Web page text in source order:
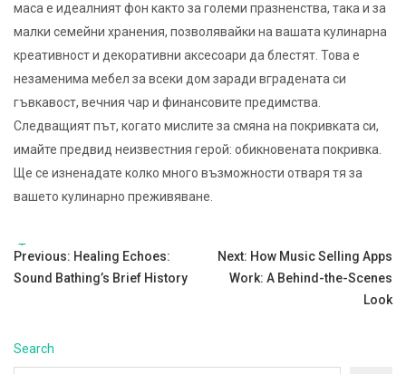
маса е идеалният фон както за големи празненства, така и за
малки семейни хранения, позволявайки на вашата кулинарна
креативност и декоративни аксесоари да блестят. Това е
незаменима мебел за всеки дом заради вградената си
гъвкавост, вечния чар и финансовите предимства.
Следващият път, когато мислите за смяна на покривката си,
имайте предвид неизвестния герой: обикновената покривка.
Ще се изненадате колко много възможности отваря тя за
вашето кулинарно преживяване.
Tags:
Post
navigation
Previous: Healing Echoes:
Sound Bathing’s Brief History
Next: How Music Selling Apps
Work: A Behind-the-Scenes
Look
Search